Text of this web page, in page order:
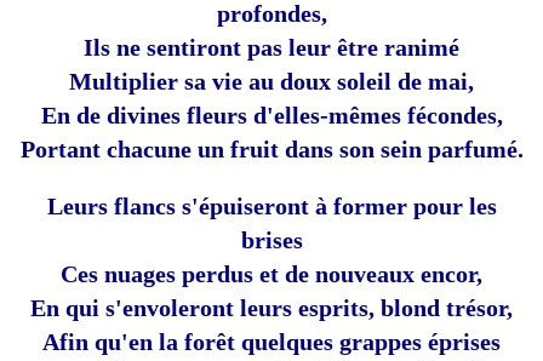
profondes,
Ils ne sentiront pas leur être ranimé
Multiplier sa vie au doux soleil de mai,
En de divines fleurs d'elles-mêmes fécondes,
Portant chacune un fruit dans son sein parfumé.
Leurs flancs s'épuiseront à former pour les
brises
Ces nuages perdus et de nouveaux encor,
En qui s'envoleront leurs esprits, blond trésor,
Afin qu'en la forêt quelques grappes éprises